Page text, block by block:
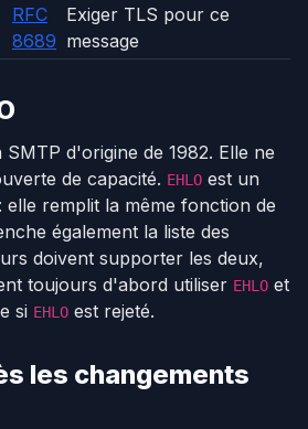
RFC
8689
Exiger TLS pour ce
message
SMTP d'origine de 1982. Elle ne
de capacité. EHLO est un
remplit la même fonction de
également la liste des
doivent supporter les deux,
toujours d'abord utiliser EHLO et
si EHLO est rejeté.
les changements